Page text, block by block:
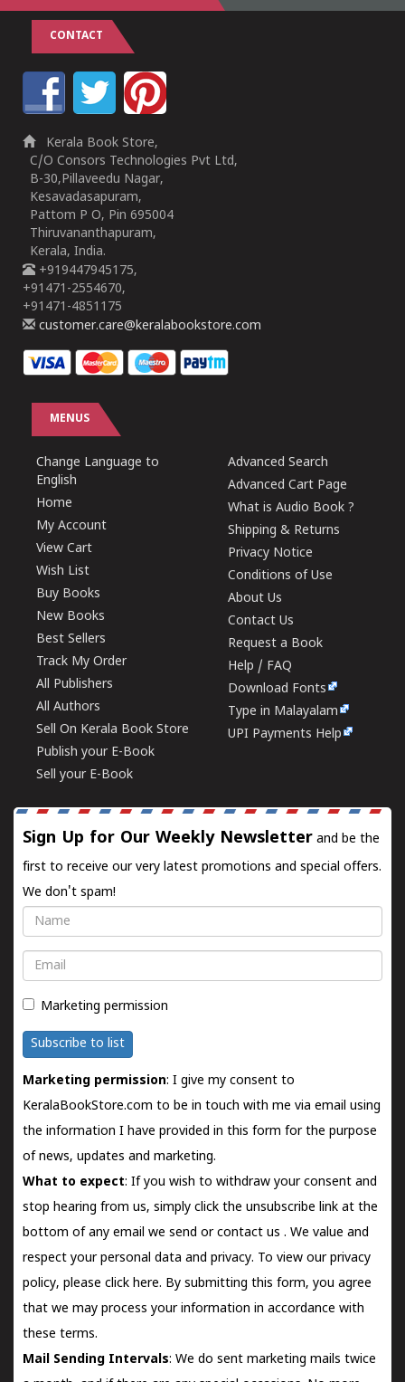
CONTACT
Kerala Book Store,
C/O Consors Technologies Pvt Ltd,
B-30,Pillaveedu Nagar,
Kesavadasapuram,
Pattom P O, Pin 695004
Thiruvananthapuram,
Kerala, India.
+919447945175,
+91471-2554670,
+91471-4851175
customer.care@keralabookstore.com
MENUS
Change Language to
English
Home
My Account
View Cart
Wish List
Buy Books
New Books
Best Sellers
Track My Order
All Publishers
All Authors
Sell On Kerala Book Store
Publish your E-Book
Sell your E-Book
Advanced Search
Advanced Cart Page
What is Audio Book ?
Shipping & Returns
Privacy Notice
Conditions of Use
About Us
Contact Us
Request a Book
Help / FAQ
Download Fonts
Type in Malayalam
UPI Payments Help
Sign Up for Our Weekly Newsletter and be the
first to receive our very latest promotions and special offers.
We don't spam!
Name
Email
Marketing permission
Subscribe to list
Marketing permission: I give my consent to
KeralaBookStore.com to be in touch with me via email using
the information I have provided in this form for the purpose
of news, updates and marketing.
What to expect: If you wish to withdraw your consent and
stop hearing from us, simply click the unsubscribe link at the
bottom of any email we send orcontact us . We value and
respect your personal data and privacy. To view our privacy
policy, please click here. By submitting this form, you agree
that we may process your information in accordance with
these terms.
Mail Sending Intervals: We do sent marketing mails twice